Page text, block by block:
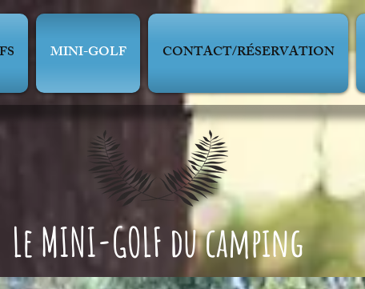
MINI-GOLF CONTACT/RÉSERVATION
Le MINI-GOLF du camping